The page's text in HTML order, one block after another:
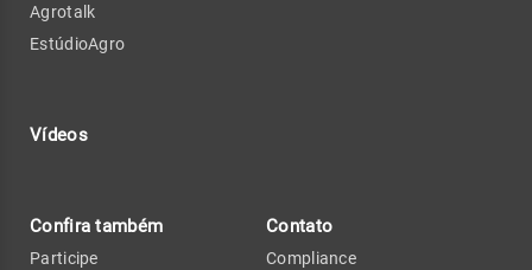
Agrotalk
EstúdioAgro
Vídeos
Confira também
Participe
Contato
Compliance